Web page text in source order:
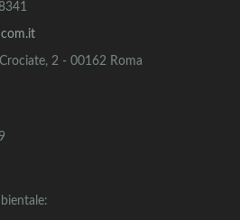
Crociate, 2 - 00162 Roma